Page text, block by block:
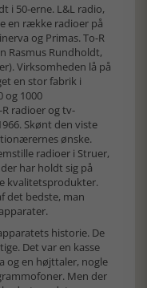
i 50-erne. L&L radio,
en række radioer på
og Primas. To-R
Rasmus Rundholdt,
Virksomheden lå på
en stor fabrik i
og 1000
radioer og tv-
Skønt den viste
ønske.
radioer i Struer,
har holdt sig på
kvalitetsprodukter.
det bedste, man
historie. De
Det var en kasse
og en højttaler, nogle
Men der